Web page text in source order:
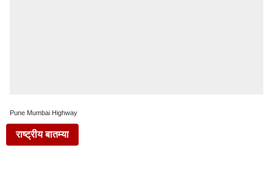
Pune Mumbai Highway
राष्ट्रीय बातम्या